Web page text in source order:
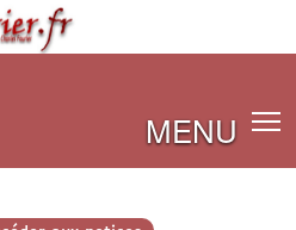
MENU